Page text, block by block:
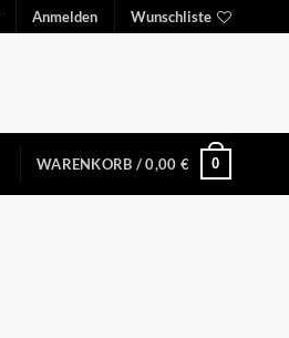
Anmelden Wunschliste
WARENKORB /0,00 € 0